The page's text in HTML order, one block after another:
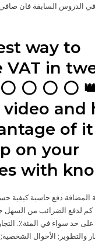
الدروس السابقة فان صافي
way to
VAT in
⚪️ ⚪️ ⚪️
and
of
on your
with kno
المضافة دفع حاسبة كيفية
كم لدفع الضرائب من السهل
حد سواء في المئة٪.
والتطوير; الأحوال